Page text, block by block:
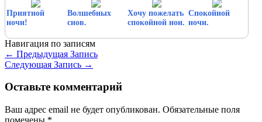
Приятной
ночи!
Волшебных
снов.
Хочу пожелать
спокойной нои.
Спокойной
ночи.
Навигация по записям
← Предыдущая Запись
Следующая Запись →
Оставьте комментарий
Ваш адрес email не будет опубликован. Обязательные поля
помечены *